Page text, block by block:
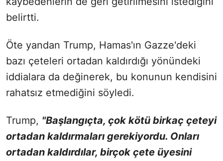
belirtti.
Öte yandan Trump, Hamas'ın Gazze'deki
bazı çeteleri ortadan kaldırdığı yönündeki
iddialara da değinerek, bu konunun kendisini
rahatsız etmediğini söyledi.
Trump, "Başlangıçta, çok kötü birkaç çeteyi
ortadan kaldırmaları gerekiyordu. Onları
ortadan kaldırdılar, birçok çete üyesini